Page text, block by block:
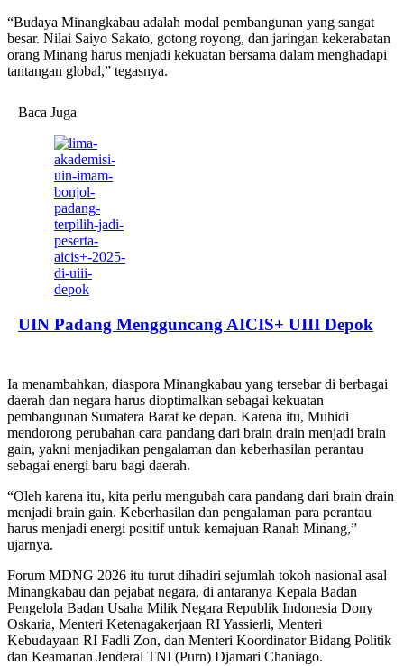
“Budaya Minangkabau adalah modal pembangunan yang sangat
besar. Nilai Saiyo Sakato, gotong royong, dan jaringan kekerabatan
orang Minang harus menjadi kekuatan bersama dalam menghadapi
tantangan global,” tegasnya.
Baca Juga
UIN Padang Mengguncang AICIS+ UIII Depok
Ia menambahkan, diaspora Minangkabau yang tersebar di berbagai
daerah dan negara harus dioptimalkan sebagai kekuatan
pembangunan Sumatera Barat ke depan. Karena itu, Muhidi
mendorong perubahan cara pandang dari brain drain menjadi brain
gain, yakni menjadikan pengalaman dan keberhasilan perantau
sebagai energi baru bagi daerah.
“Oleh karena itu, kita perlu mengubah cara pandang dari brain drain
menjadi brain gain. Keberhasilan dan pengalaman para perantau
harus menjadi energi positif untuk kemajuan Ranah Minang,”
ujarnya.
Forum MDNG 2026 itu turut dihadiri sejumlah tokoh nasional asal
Minangkabau dan pejabat negara, di antaranya Kepala Badan
Pengelola Badan Usaha Milik Negara Republik Indonesia Dony
Oskaria, Menteri Ketenagakerjaan RI Yassierli, Menteri
Kebudayaan RI Fadli Zon, dan Menteri Koordinator Bidang Politik
dan Keamanan Jenderal TNI (Purn) Djamari Chaniago.